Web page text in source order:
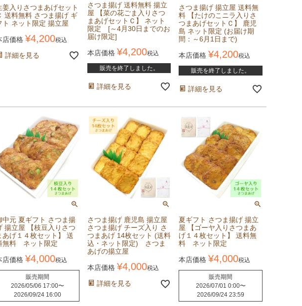
姜入りさつまあげセット
送料無料 さつま揚げ ギ
ト ネット限定 揚立屋
店価格 ¥4,200税込
詳細を見る
さつま揚げ 送料無料 揚立
屋 【菜の花ごま入りさつ
まあげセットＣ】 ネット
限定 [～4月30日までのお
届け限定]
本店価格 ¥4,200税込
販売を終了しました。
詳細を見る
さつま揚げ 揚立屋 送料無
料 【たけのこニラ入りさ
つまあげセットＣ】 鹿児
島 ネット限定 (お届け期
間：～6月1日まで)
本店価格 ¥4,200税込
販売を終了しました。
詳細を見る
中元 夏ギフト さつま揚
揚立屋 【枝豆入りさつ
あげ１４枚セット】 送
無料 ネット限定
店価格 ¥4,000税込
販売期間
2026/05/06 17:00〜
2026/09/24 16:00
さつま揚げ 鹿児島 揚立屋
さつま揚げ チーズ入り さ
つまあげ 14枚セット (送料
込・ネット限定) さつま
あげの揚立屋
本店価格 ¥4,000税込
詳細を見る
夏ギフト さつま揚げ 揚立
屋 【ゴーヤ入りさつまあ
げ１４枚セット】 送料無
料 ネット限定
本店価格 ¥4,000税込
販売期間
2026/07/01 0:00〜
2026/09/24 23:59